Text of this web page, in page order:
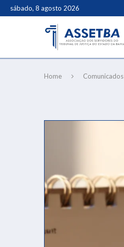
sábado, 8 agosto 2026
Home Comunicados